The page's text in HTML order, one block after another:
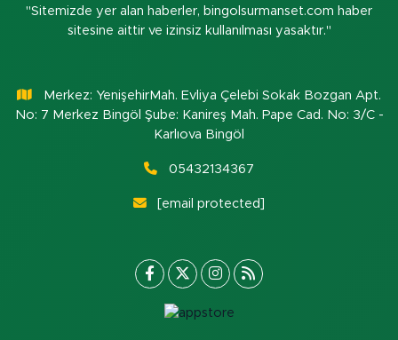
"Sitemizde yer alan haberler, bingolsurmanset.com haber
sitesine aittir ve izinsiz kullanılması yasaktır."
Merkez: YenişehirMah. Evliya Çelebi Sokak Bozgan Apt.
No: 7 Merkez Bingöl Şube: Kanireş Mah. Pape Cad. No: 3/C -
Karlıova Bingöl
05432134367
[email protected]